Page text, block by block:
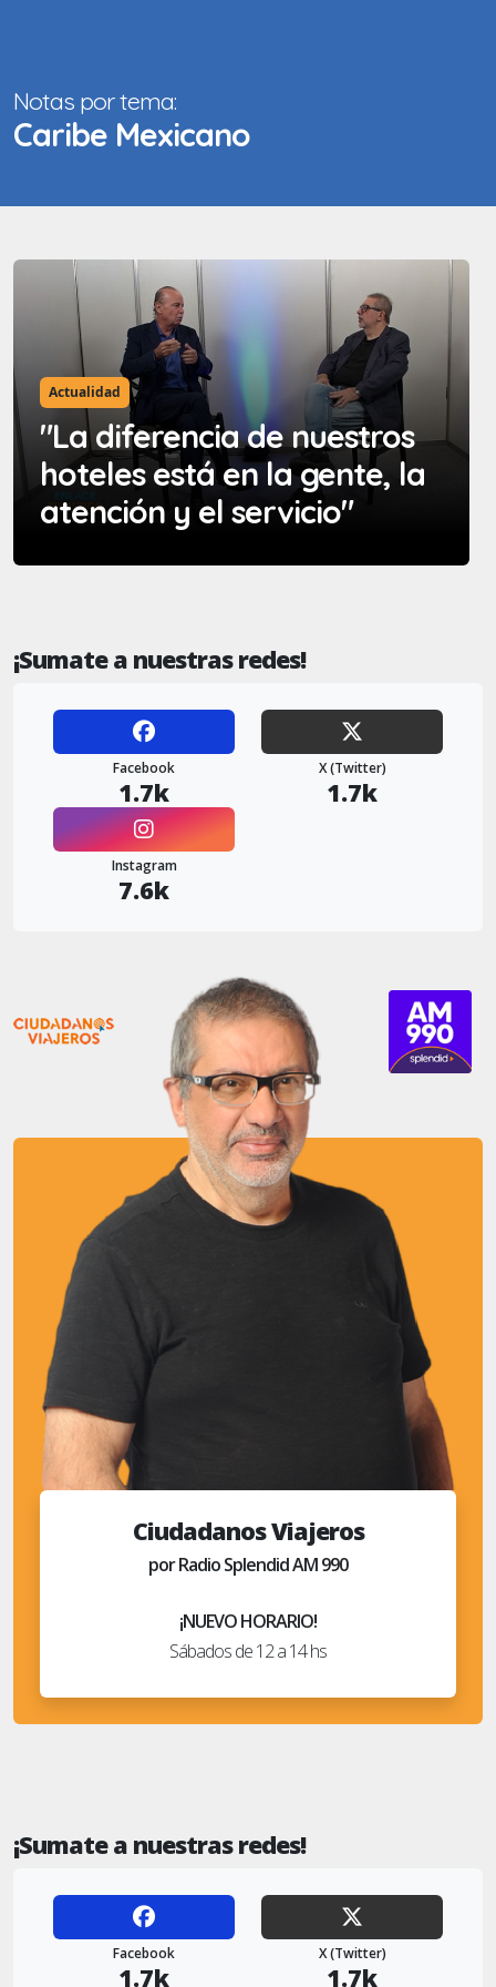
Notas por tema:
Caribe Mexicano
Actualidad
"La diferencia de nuestros
hoteles está en la gente, la
atención y el servicio"
¡Sumate a nuestras redes!
Facebook
1.7k
X (Twitter)
1.7k
Instagram
7.6k
Ciudadanos Viajeros
por Radio Splendid AM 990
¡NUEVO HORARIO!
Sábados de 12 a 14 hs